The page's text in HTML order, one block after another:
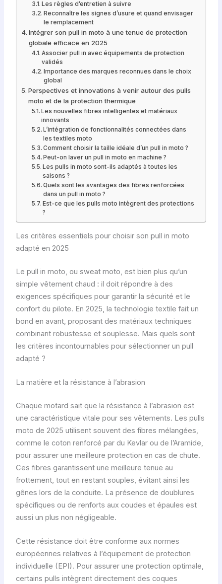
Les règles d’entretien à suivre
Reconnaître les signes d’usure et quand envisager
le remplacement
Intégrer son pull in moto à une tenue de protection
globale efficace en 2025
Associer pull in avec équipements de protection
validés
Importance des marques reconnues dans le choix
global
Perspectives et innovations à venir autour des pulls
moto et de la protection thermique
Les nouvelles fibres intelligentes et matériaux
innovants
L’intégration de fonctionnalités connectées dans
les textiles moto
Comment choisir la taille idéale d’un pull in moto ?
Peut-on laver un pull in moto en machine ?
Les pulls in moto sont-ils adaptés à toutes les
saisons ?
Quels sont les avantages des fibres renforcées
dans un pull in moto ?
Est-ce que les pulls moto intègrent des protections
?
Les critères essentiels pour choisir son pull in moto
adapté en 2025
Le pull in moto, ou sweat moto, est bien plus qu’un
simple vêtement chaud : il doit répondre à des
exigences spécifiques pour garantir la sécurité et le
confort du pilote. En 2025, la technologie textile fait un
bond en avant, proposant des matériaux techniques
combinant robustesse et souplesse. Mais quels sont
les critères incontournables pour sélectionner un pull
adapté ?
La matière et la résistance à l’abrasion
Chaque motard sait que la résistance à l’abrasion est
une caractéristique vitale pour ses vêtements. Les pulls
moto de 2025 utilisent souvent des fibres mélangées,
comme le coton renforcé par du Kevlar ou de l’Aramide,
pour assurer une meilleure protection en cas de chute.
Ces fibres garantissent une meilleure tenue au
frottement, tout en restant souples, évitant ainsi les
gênes lors de la conduite. La présence de doublures
spécifiques ou de renforts aux coudes et épaules est
aussi un plus non négligeable.
Cette résistance doit être conforme aux normes
européennes relatives à l’équipement de protection
individuelle (EPI). Pour assurer une protection optimale,
certains pulls intègrent directement des coques